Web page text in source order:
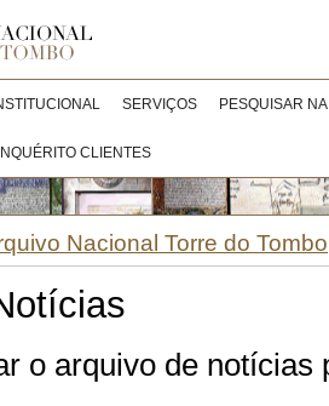
SERVIÇOS PESQUISAR
INQUÉRITO CLIENTES
Nacional Torre do Tombo
o arquivo de